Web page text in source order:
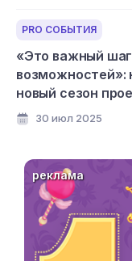
PRO СОБЫТИЯ
«Это важный
возможностей»:
новый сезон
мультфильмов»
30 июл 2025
реклама